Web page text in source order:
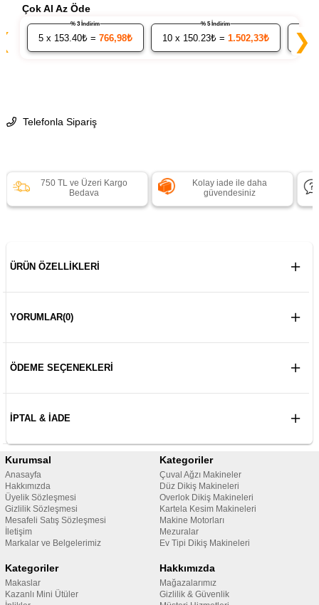
Çok Al Az Öde
5x 153.40₺ = 766,98₺
% 3 İndirim
10x 150.23₺ = 1.502,33₺
% 5 İndirim
20
❯
Telefonla Sipariş
750 TL ve Üzeri Kargo
Bedava
Kolay iade ile daha
güvendesiniz
ÜRÜN ÖZELLIKLERI
YORUMLAR(0)
ÖDEME SEÇENEKLERI
İPTAL & İADE
Kurumsal
Anasayfa
Hakkımızda
Üyelik Sözleşmesi
Gizlilik Sözleşmesi
Mesafeli Satış Sözleşmesi
İletişim
Markalar ve Belgelerimiz
Kategoriler
Çuval Ağzı Makineler
Düz Dikiş Makineleri
Overlok Dikiş Makineleri
Kartela Kesim Makineleri
Makine Motorları
Mezuralar
Ev Tipi Dikiş Makineleri
Kategoriler
Makaslar
Kazanlı Mini Ütüler
Hakkımızda
Mağazalarımız
Gizlilik & Güvenlik